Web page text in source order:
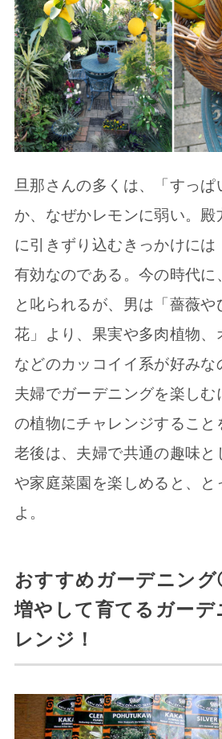
旦那さんの多くは、「すっ
か、なぜかレモンに弱い。殿
に引きずり込むきっかけに
有効なのである。今の時代に
と叱られるが、男は「薔薇や
花」より、果実や多肉植物、
などのカッコイイ系が好みな
夫婦でガーデニングを楽しむ
の植物にチャレンジすること
老後は、夫婦で共通の趣味と
や家庭菜園を楽しめると、と
よ。
おすすめガーデニン
増やして育てるガーデ
レンジ！